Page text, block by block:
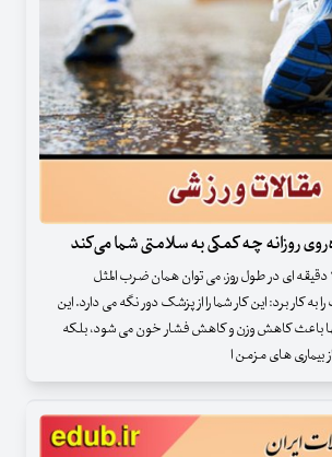
برای یک پیاده روی ۳۰ دقیقه ای در طول روز، می توان همان ضرب المثل
کار برد: این کار شما را از پزشک دور نگه می دارد. این
باعث کاهش وزن و کاهش فشار خون می شود، بلکه
بیماری های مزمن ا